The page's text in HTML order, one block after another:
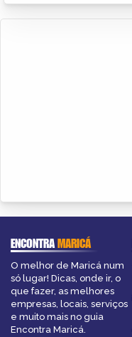
ENCONTRAMARICÁ
O melhor de Maricá num
só lugar! Dicas, onde ir, o
que fazer, as melhores
empresas, locais, serviços
e muito mais no guia
Encontra Maricá.